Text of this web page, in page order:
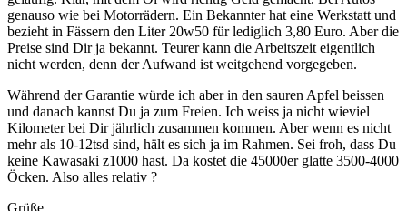
genauso wie bei Motorrädern. Ein Bekannter hat eine Werkstatt und
bezieht in Fässern den Liter 20w50 für lediglich 3,80 Euro. Aber die
Preise sind Dir ja bekannt. Teurer kann die Arbeitszeit eigentlich
nicht werden, denn der Aufwand ist weitgehend vorgegeben.
Während der Garantie würde ich aber in den sauren Apfel beissen
und danach kannst Du ja zum Freien. Ich weiss ja nicht wieviel
Kilometer bei Dir jährlich zusammen kommen. Aber wenn es nicht
mehr als 10-12tsd sind, hält es sich ja im Rahmen. Sei froh, dass Du
keine Kawasaki z1000 hast. Da kostet die 45000er glatte 3500-4000
Öcken. Also alles relativ ?